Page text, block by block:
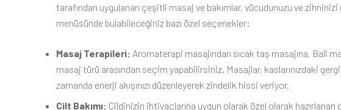
tarafından uygulanan çeşitli masaj ve bakımlar, vücudunuzu ve
menüsünde bulabileceğiniz bazı özel seçenekler:
Masaj Terapileri: Aromaterapi masajından sıcak taş masajına, Bali
masaj türü arasından seçim yapabilirsiniz. Masajlar, kaslarınızdaki
zamanda enerji akışınızı düzenleyerek zindelik hissi veriyor.
Cilt Bakımı: Cildinizin ihtiyaçlarına uygun olarak özel olarak